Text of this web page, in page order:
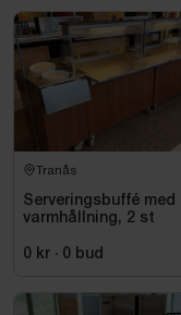
Tranås
Serveringsbuffé med
varmhållning, 2 st
0 kr · 0 bud